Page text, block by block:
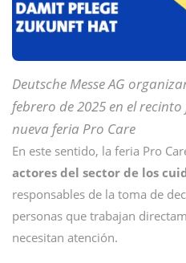
Deutsche Messe AG
febrero de 2025 en el
nueva feria Pro Care
En este sentido, la feria Pro
actores del sector de los
responsables de la toma de
personas que trabajan
necesitan atención.